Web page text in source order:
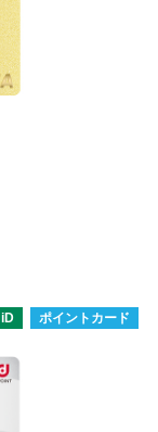
iD ポイントカード